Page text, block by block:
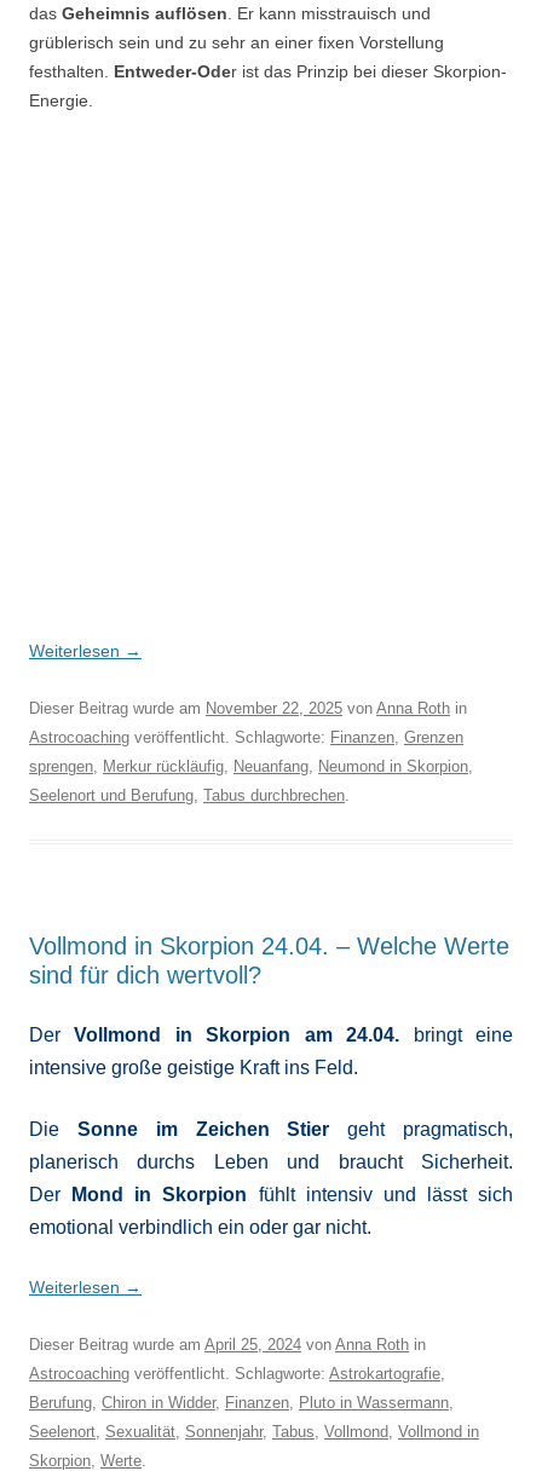
das Geheimnis auflösen . Er kann misstrauisch und
grüblerisch sein und zu sehr an einer fixen Vorstellung
festhalten. Entweder-Oder ist das Prinzip bei dieser Skorpion-
Energie.
Weiterlesen →
Dieser Beitrag wurde am November 22, 2025 von Anna Roth in
Astrocoaching veröffentlicht. Schlagworte: Finanzen, Grenzen
sprengen, Merkur rückläufig, Neuanfang, Neumond in Skorpion,
Seelenort und Berufung, Tabus durchbrechen.
Vollmond in Skorpion 24.04. – Welche Werte
sind für dich wertvoll?
DerVollmond in Skorpion am 24.04.
bringt eine
intensive große geistige Kraft ins Feld.
Die Sonne im Zeichen Stier geht pragmatisch,
planerisch durchs Leben und braucht Sicherheit.
Der
Mond in Skorpion fühlt intensiv und lässt sich
emotional verbindlich ein oder gar nicht.
Weiterlesen →
Dieser Beitrag wurde am April 25, 2024 von Anna Roth in
Astrocoaching veröffentlicht. Schlagworte: Astrokartografie,
Berufung, Chiron in Widder, Finanzen, Pluto in Wassermann,
Seelenort, Sexualität, Sonnenjahr, Tabus, Vollmond, Vollmond in
Skorpion, Werte.